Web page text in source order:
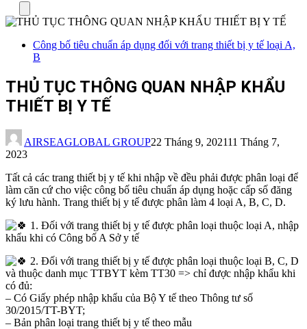
Công bố tiêu chuẩn áp dụng đối với trang thiết bị y tế loại A,
B
THỦ TỤC THÔNG QUAN NHẬP KHẨU
THIẾT BỊ Y TẾ
AIRSEAGLOBAL GROUP22 Tháng 9, 202111 Tháng 7,
2023
Tất cả các trang thiết bị y tế khi nhập về đều phải được phân loại để
làm căn cứ cho việc công bố tiêu chuẩn áp dụng hoặc cấp số đăng
ký lưu hành. Trang thiết bị y tế được phân làm 4 loại A, B, C, D.
1. Đối với trang thiết bị y tế được phân loại thuộc loại A, nhập
khẩu khi có Công bố A Sở y tế
2. Đối với trang thiết bị y tế được phân loại thuộc loại B, C, D
và thuộc danh mục TTBYT kèm TT30 => chỉ được nhập khẩu khi
có đủ:
– Có Giấy phép nhập khẩu của Bộ Y tế theo Thông tư số
30/2015/TT-BYT;
– Bản phân loại trang thiết bị y tế theo mẫu